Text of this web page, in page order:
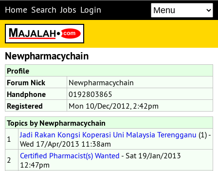
Home Search Jobs Login
Newpharmacychain
Profile
Forum Nick
Newpharmacychain
Handphone 0192803865
Registered Mon 10/Dec/2012, 2:42pm
Topics by Newpharmacychain
1 Jadi Rakan Kongsi Koperasi Uni Malaysia Terengganu (1) -
Wed 17/Apr/2013 11:38am
2
Certified Pharmacist(s) Wanted - Sat 19/Jan/2013
12:47pm